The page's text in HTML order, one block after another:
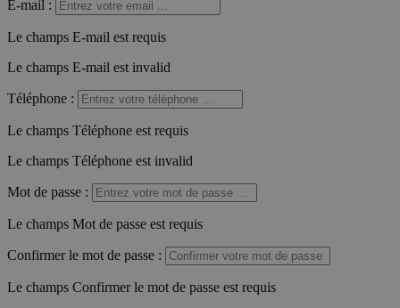
E-mail :
Le champs E-mail est requis
Le champs E-mail est invalid
Téléphone :
Le champs Téléphone est requis
Le champs Téléphone est invalid
Mot de passe :
Le champs Mot de passe est requis
Confirmer le mot de passe :
Le champs Confirmer le mot de passe est requis